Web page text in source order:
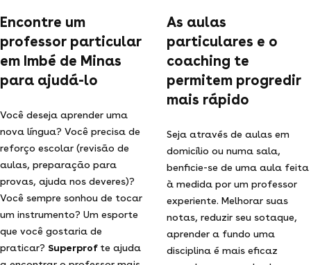
Encontre um
professor particular
em Imbé de Minas
para ajudá-lo
Você deseja aprender uma
nova língua? Você precisa de
reforço escolar (revisão de
aulas, preparação para
provas, ajuda nos deveres)?
Você sempre sonhou de tocar
um instrumento? Um esporte
que você gostaria de
praticar? Superprof te ajuda
As aulas
particulares e o
coaching te
permitem progredir
mais rápido
Seja através de aulas em
domicílio ou numa sala,
benficie-se de uma aula feita
à medida por um professor
experiente. Melhorar suas
notas, reduzir seu sotaque,
aprender a fundo uma
disciplina é mais eficaz